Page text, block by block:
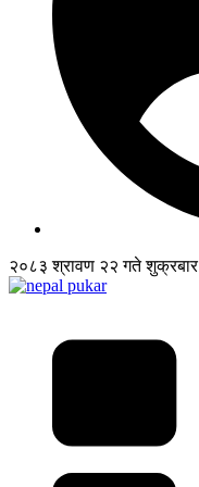
२०८३ श्रावण २२ गते शुक्रबार